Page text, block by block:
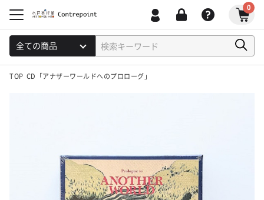
0
TOP CD「アナザーワールドへのプロローグ」